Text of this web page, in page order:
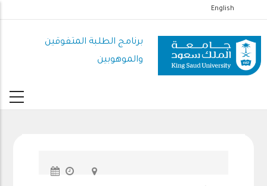
إلى
المحتوى
الرئيسي
English
برنامج الطلبة المتفوقين
والموهوبين